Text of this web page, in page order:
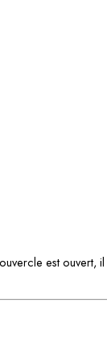
est ouvert,